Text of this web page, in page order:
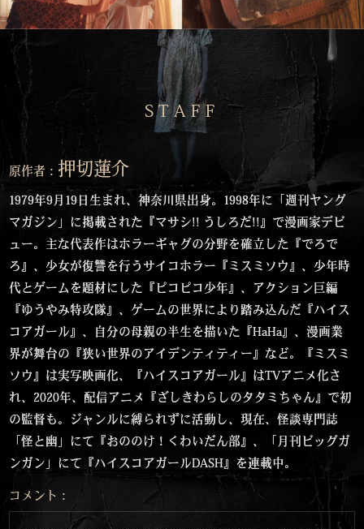
STAFF
原作者： 押切蓮介
1979年9月19日生まれ、神奈川県出身。1998年に「週刊ヤング
マガジン」に掲載された『マサシ!! うしろだ!!』で漫画家デビ
ュー。主な代表作はホラーギャグの分野を確立した『でろで
ろ』、少女が復讐を行うサイコホラー『ミスミソウ』、少年時
代とゲームを題材にした『ピコピコ少年』、アクション巨編
『ゆうやみ特攻隊』、ゲームの世界により踏み込んだ『ハイス
コアガール』、自分の母親の半生を描いた『HaHa』、漫画業
界が舞台の『狭い世界のアイデンティティー』など。『ミスミ
ソウ』は実写映画化、『ハイスコアガール』はTVアニメ化さ
れ、2020年、配信アニメ『ざしきわらしのタタミちゃん』で初
の監督も。ジャンルに縛られずに活動し、現在、怪談専門誌
「怪と幽」にて『おののけ！くわいだん部』、「月刊ビッグガ
ンガン」にて『ハイスコアガールDASH』を連載中。
コメント：